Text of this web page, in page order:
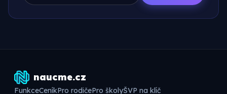
naucme.cz
FunkceCeníkPro rodičePro školyŠVP na klíč